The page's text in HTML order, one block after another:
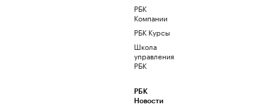
РБК
Компании
РБК Курсы
Школа
управления
РБК
РБК
Новости